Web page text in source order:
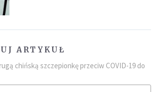
ARTYKUŁ
chińską szczepionkę przeciw COVID-19 do